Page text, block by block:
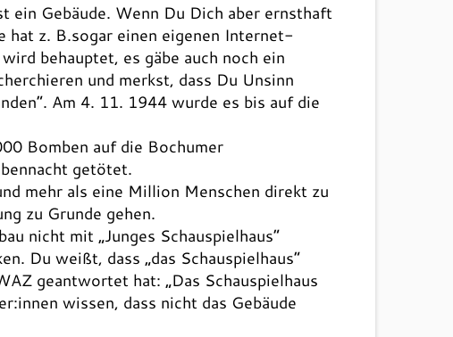
ein Gebäude. Wenn Du Dich aber ernsthaft
hat z. B.sogar einen eigenen Internet-
behauptet, es gäbe auch noch ein
und merkst, dass Du Unsinn
Am 4. 11. 1944 wurde es bis auf die
Bomben auf die Bochumer
getötet.
mehr als eine Million Menschen direkt zu
zu Grunde gehen.
nicht mit „Junges Schauspielhaus“
Du weißt, dass „das Schauspielhaus“
geantwortet hat: „Das Schauspielhaus
wissen, dass nicht das Gebäude